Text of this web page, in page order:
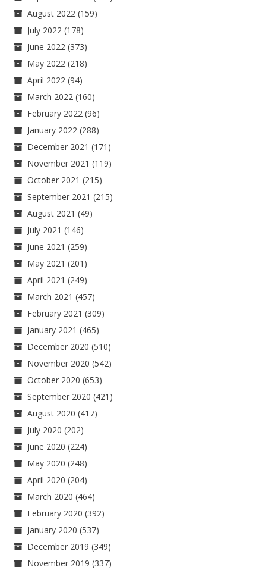
August 2022 (159)
July 2022 (178)
June 2022 (373)
May 2022 (218)
April 2022 (94)
March 2022 (160)
February 2022 (96)
January 2022 (288)
December 2021 (171)
November 2021 (119)
October 2021 (215)
September 2021 (215)
August 2021 (49)
July 2021 (146)
June 2021 (259)
May 2021 (201)
April 2021 (249)
March 2021 (457)
February 2021 (309)
January 2021 (465)
December 2020 (510)
November 2020 (542)
October 2020 (653)
September 2020 (421)
August 2020 (417)
July 2020 (202)
June 2020 (224)
May 2020 (248)
April 2020 (204)
March 2020 (464)
February 2020 (392)
January 2020 (537)
December 2019 (349)
November 2019 (337)